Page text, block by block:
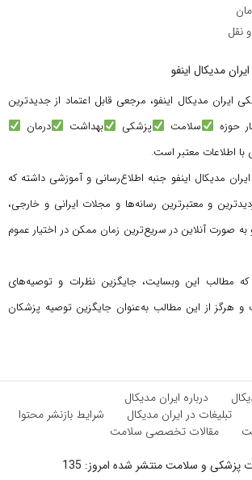
نقل
مدیکال اینفو
ایران مدیکال اینفو، مرجعی قابل اعتماد از جدیدترین
حوزه
سلامت پزشکی بهداشت
درمان
اطلاعات معتبر است.
مدیکال اینفو جنبه اطلاع‌رسانی و آموزشی داشته که
و معتبرترین رسانه‌ها و مجلات ایرانی و خارجی،
به صورت آنلاین در سریع‌ترین زمان ممکن در اختیار عموم
که مطالب این وبسایت، جایگزین نظرات و توصیه‌های
از این مطالب به‌عنوان جایگزین توصیه پزشکان
درباره ایران مدیکال
تبلیغات در ایران مدیکال
شرایط بازنشر محتوا
مقالات تخصصی سلامت
پزشکی و سلامت منتشر شده امروز: 135